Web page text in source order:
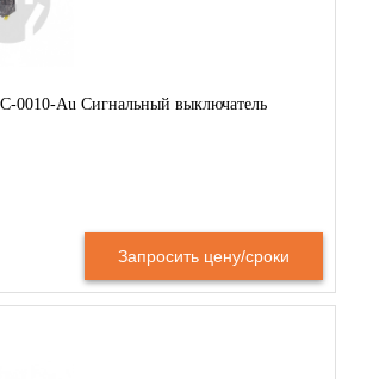
0010-Au Сигнальный выключатель
Запросить цену/сроки